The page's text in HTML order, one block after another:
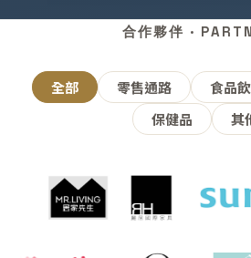
合作夥伴 ·
全部 零售通路 食品
保健品
其